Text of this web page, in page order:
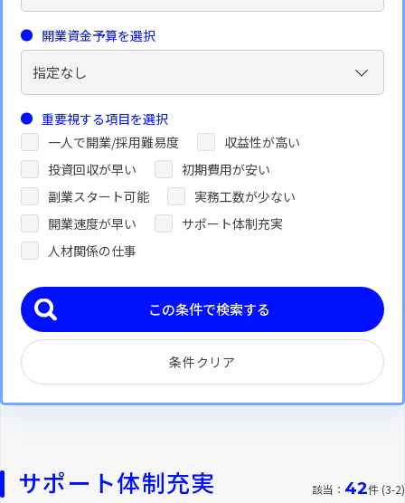
開業資金予算を選択
重要視する項目を選択
一人で開業/採用難易度
収益性が高い
投資回収が早い
初期費用が安い
副業スタート可能
実務工数が少ない
開業速度が早い
サポート体制充実
人材関係の仕事
条件クリア
サポート体制充実 該当： 42件 (3-2)